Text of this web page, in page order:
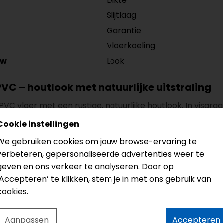
Slijtlaag
Garantie
Vloerkoeling
Look
– houtlook met natuurlijke uitstraling
vloer met een rustige, natuurlijke houtlook. In
gebruik
is, ligt hij strak en stabiel op de ondervloer en ervaar
De afmeting is750 x 150 mm.
(lage warmteweerstand)
en vloerkoeling lage
en efficiënt resultaat.
instellingen
gebruiken cookies om jouw browse-ervaring te
gepersonaliseerde advertenties weer te
en ons verkeer te analyseren. Door op
te klikken, stem je in met ons gebruik van
Aanpassen Accepteren